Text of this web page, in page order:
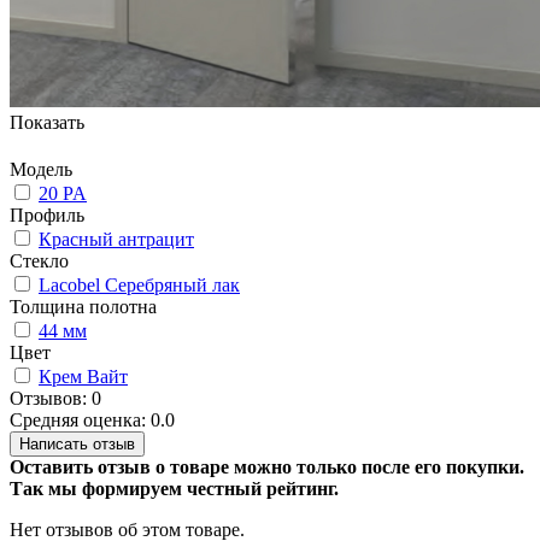
Показать
Модель
20 PA
Профиль
Красный антрацит
Стекло
Lacobel Серебряный лак
Толщина полотна
44 мм
Цвет
Крем Вайт
Отзывов: 0
Средняя оценка: 0.0
Написать отзыв
Оставить отзыв о товаре можно только после его покупки.
Так мы формируем честный рейтинг.
Нет отзывов об этом товаре.